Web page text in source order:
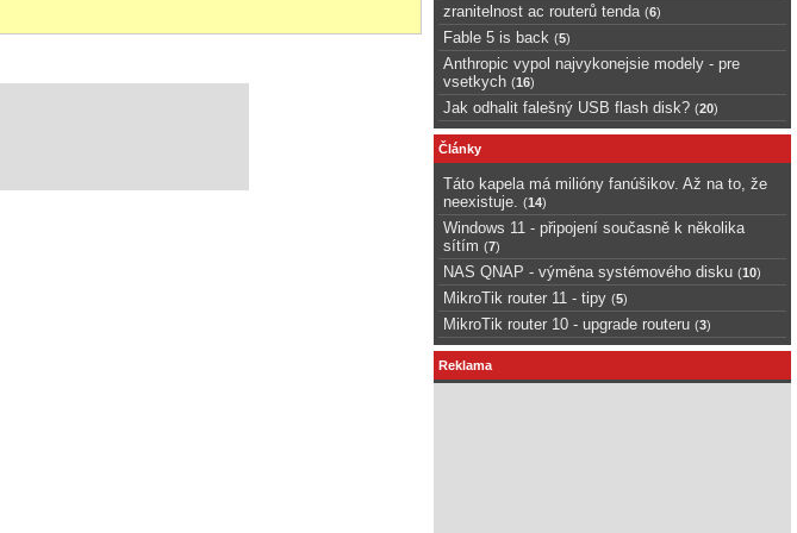
zranitelnost ac routerů tenda (6)
Fable 5 is back (5)
Anthropic vypol najvykonejsie modely - pre
vsetkych (16)
Jak odhalit falešný USB flash disk? (20)
Články
Táto kapela má milióny fanúšikov. Až na to, že
neexistuje.
(14)
Windows 11 - připojení současně k několika
sítím (7)
NAS QNAP - výměna systémového disku (10)
MikroTik router 11 - tipy (5)
MikroTik router 10 - upgrade routeru (3)
Reklama